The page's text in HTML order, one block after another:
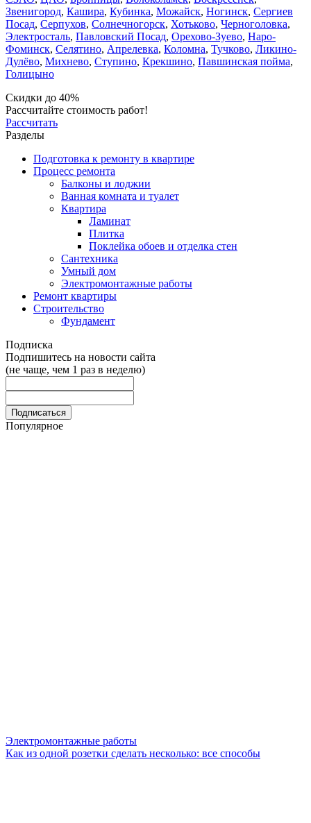
Звенигород, Кашира, Кубинка, Можайск, Ногинск, Сергиев
Посад, Серпухов, Солнечногорск, Хотьково, Черноголовка,
Электросталь, Павловский Посад, Орехово-Зуево, Наро-
Фоминск, Селятино, Апрелевка, Коломна, Тучково, Ликино-
Дулёво, Михнево, Ступино, Крекшино, Павшинская пойма,
Голицыно
Скидки до 40%
Рассчитайте стоимость работ!
Рассчитать
Разделы
Подготовка к ремонту в квартире
Процесс ремонта
Балконы и лоджии
Ванная комната и туалет
Квартира
Ламинат
Плитка
Поклейка обоев и отделка стен
Сантехника
Умный дом
Электромонтажные работы
Ремонт квартиры
Строительство
Фундамент
Подписка
Подпишитесь на новости сайта
(не чаще, чем 1 раз в неделю)
Популярное
Электромонтажные работы
Как из одной розетки сделать несколько: все способы